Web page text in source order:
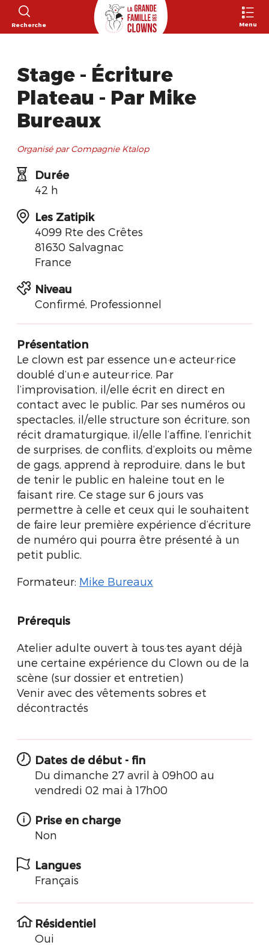
Recherche Menu
Stage - Écriture
Plateau - Par Mike
Bureaux
Organisé par Compagnie Ktalop
Durée
42 h
Les Zatipik
4099 Rte des Crêtes
81630 Salvagnac
France
Niveau
Confirmé, Professionnel
Présentation
Le clown est par essence un·e acteur·rice
doublé d’un·e auteur·rice. Par
l’improvisation, il/elle écrit en direct en
contact avec le public. Par ses numéros ou
spectacles, il/elle structure son écriture, son
récit dramaturgique, il/elle l’affine, l’enrichit
de surprises, de conflits, d’exploits ou même
de gags, apprend à reproduire, dans le but
de tenir le public en haleine tout en le
faisant rire. Ce stage sur 6 jours vas
permettre à celle et ceux qui le souhaitent
de faire leur première expérience d’écriture
de numéro qui pourra être présenté à un
petit public.
Formateur: Mike Bureaux
Prérequis
Atelier adulte ouvert à tous·tes ayant déjà
une certaine expérience du Clown ou de la
scène (sur dossier et entretien)
Venir avec des vêtements sobres et
décontractés
Dates de début - fin
Du dimanche 27 avril à 09h00 au
vendredi 02 mai à 17h00
Prise en charge
Non
Langues
Français
Résidentiel
Oui